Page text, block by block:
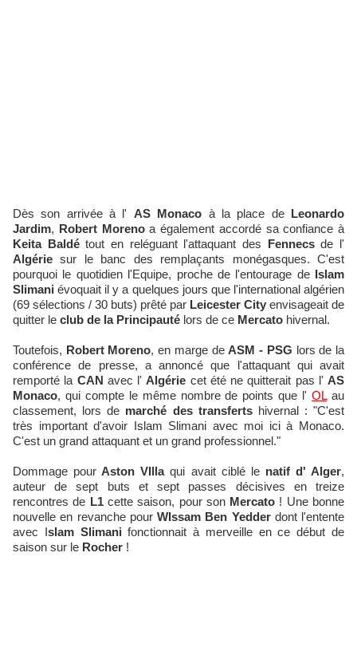
Dès son arrivée à l' AS Monaco à la place de Leonardo
Jardim, Robert Morenoa également accordé sa confiance à
Keita Baldétout en reléguant l'attaquant des Fennecsde l'
Algérie sur le banc des remplaçants monégasques. C'est
pourquoi le quotidien l'Equipe, proche de l'entourage de Islam
Slimani évoquait il y a quelques jours que l'international algérien
(69 sélections / 30 buts) prêté par Leicester City envisageait de
quitter le club de la Principauté lors de ce Mercato hivernal.
Toutefois, Robert Moreno, en marge deASM - PSG lors de la
conférence de presse, a annoncé que l'attaquant qui avait
remporté la CAN avec l'Algérie cet été ne quitterait pas l' AS
Monaco, qui compte le même nombre de points que l'OLau
classement, lors de marché des transfertshivernal : "C'est
très important d'avoir Islam Slimani avec moi ici à Monaco.
C'est un grand attaquant et un grand professionnel."
Dommage pour Aston VIllaqui avait ciblé lenatif d' Alger,
auteur de sept buts et sept passes décisives en treize
rencontres de L1cette saison, pour sonMercato ! Une bonne
nouvelle en revanche pour WIssam Ben Yedderdont l'entente
avec Islam Slimanifonctionnait à merveille en ce début de
saison sur le Rocher !